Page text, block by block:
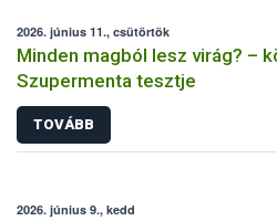
2026. június 11., csütörtök
Minden magból lesz virág? –
Szupermenta tesztje
TOVÁBB
2026. június 9., kedd